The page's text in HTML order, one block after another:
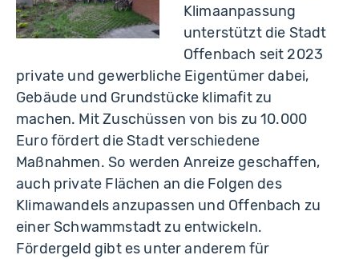
Klimaanpassung
unterstützt die Stadt
Offenbach seit 2023
private und gewerbliche Eigentümer dabei,
Gebäude und Grundstücke klimafit zu
machen. Mit Zuschüssen von bis zu 10.000
Euro fördert die Stadt verschiedene
Maßnahmen. So werden Anreize geschaffen,
auch private Flächen an die Folgen des
Klimawandels anzupassen und Offenbach zu
einer Schwammstadt zu entwickeln.
Fördergeld gibt es unter anderem für